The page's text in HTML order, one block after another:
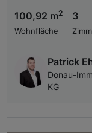
100,92 m2
Wohnfläche
3
Patrick
Donau-
KG